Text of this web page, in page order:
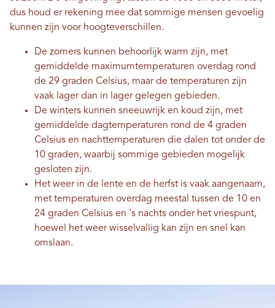
dus houd er rekening mee dat sommige mensen gevoelig
kunnen zijn voor hoogteverschillen.
De zomers kunnen behoorlijk warm zijn, met
gemiddelde maximumtemperaturen overdag rond
de 29 graden Celsius, maar de temperaturen zijn
vaak lager dan in lager gelegen gebieden.
De winters kunnen sneeuwrijk en koud zijn, met
gemiddelde dagtemperaturen rond de 4 graden
Celsius en nachttemperaturen die dalen tot onder de
10 graden, waarbij sommige gebieden mogelijk
gesloten zijn.
Het weer in de lente en de herfst is vaak aangenaam,
met temperaturen overdag meestal tussen de 10 en
24 graden Celsius en 's nachts onder het vriespunt,
hoewel het weer wisselvallig kan zijn en snel kan
omslaan.